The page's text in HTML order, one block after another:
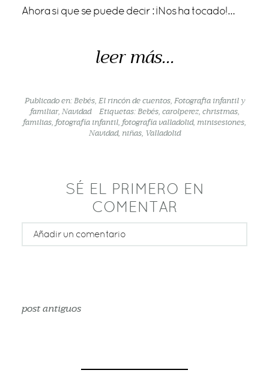
Ahora si que se puede decir : ¡Nos ha tocado!…
leer más...
Publicado en:Bebés,El rincón de cuentos,Fotografia infantil y
familiar,Navidad Etiquetas:Bebés,carolperez,christmas,
familias,fotografía infantil,fotografía valladolid, minisesiones,
Navidad, niñas, Valladolid
SÉ EL PRIMERO EN
COMENTAR
Añadir un comentario
post antiguos